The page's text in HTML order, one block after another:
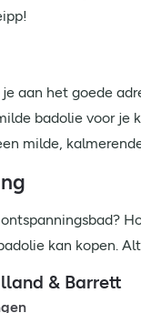
aan het goede
badolie voor
milde,
kan kopen.
& Barrett